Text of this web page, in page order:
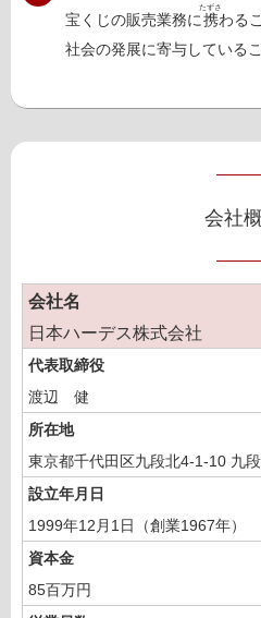
宝くじの販売業務に携
たずさ
わる
社会の発展に寄与している
会社
会社名
日本ハーデス株式会社
代表取締役
渡辺 健
所在地
東京都千代田区九段北4-1-10 九
設立年月日
1999年12月1日（創業1967年）
資本金
85百万円